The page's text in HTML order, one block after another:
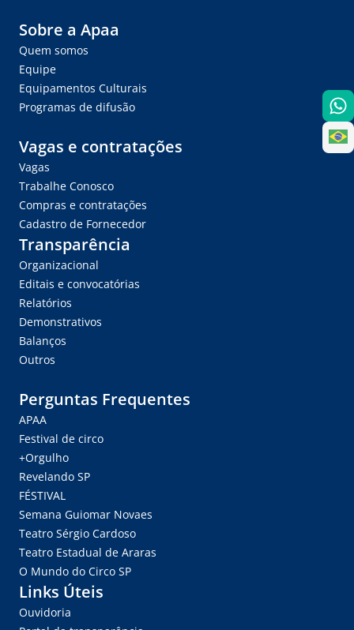
Sobre a Apaa
Quem somos
Equipe
Equipamentos Culturais
Programas de difusão
Vagas e contratações
Vagas
Trabalhe Conosco
Compras e contratações
Cadastro de Fornecedor
Transparência
Organizacional
Editais e convocatórias
Relatórios
Demonstrativos
Balanços
Outros
Perguntas Frequentes
APAA
Festival de circo
+Orgulho
Revelando SP
FÉSTIVAL
Semana Guiomar Novaes
Teatro Sérgio Cardoso
Teatro Estadual de Araras
O Mundo do Circo SP
Links Úteis
Ouvidoria